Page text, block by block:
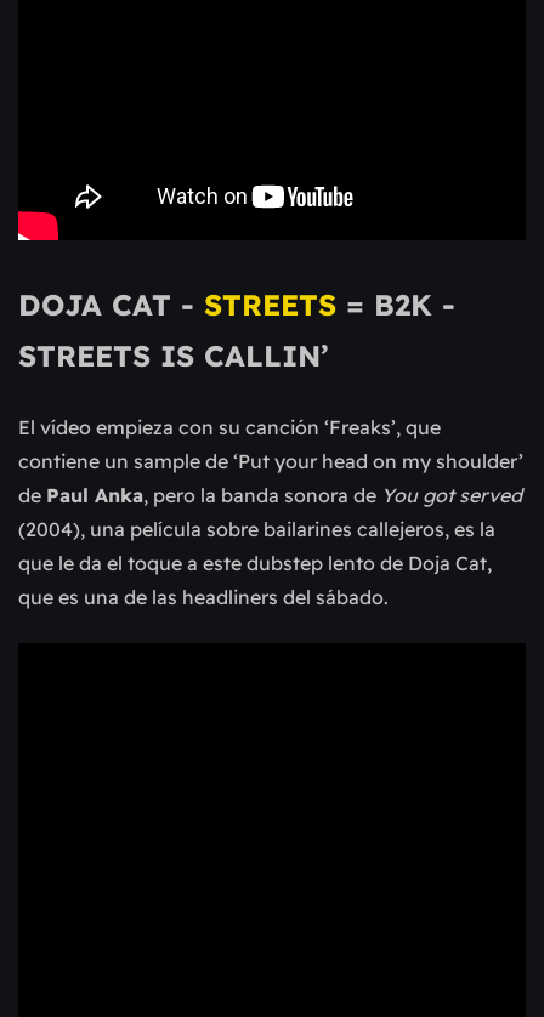
DOJA CAT - STREETS = B2K -
STREETS IS CALLIN’
El vídeo empieza con su canción ‘Freaks’, que
contiene un sample de ‘Put your head on my shoulder’
de Paul Anka, pero la banda sonora de You got served
(2004), una película sobre bailarines callejeros, es la
que le da el toque a este dubstep lento de Doja Cat,
que es una de las headliners del sábado.